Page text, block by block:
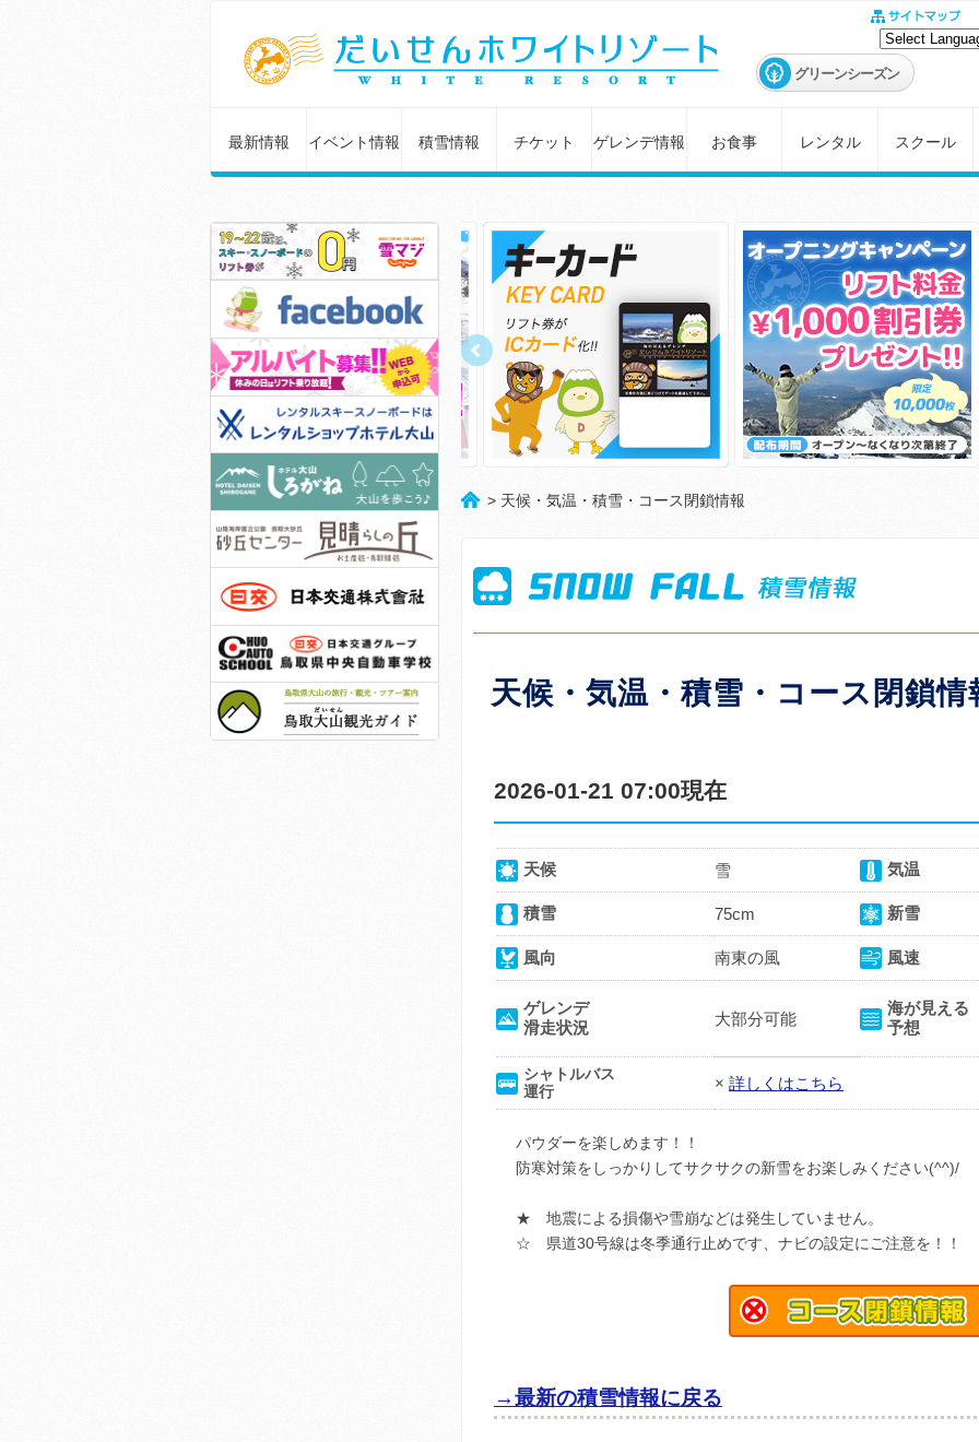
グリーンシーズン
最新情報 イベント情報 積雪情報 チケット ゲレンデ情報 お食事 レンタル スクール
> 天候・気温・積雪・コース閉鎖情報
天候・気温・積雪・コース閉鎖情
2026-01-21 07:00現在
天候 雪 気温
積雪 75cm 新雪
風向 南東の風 風速
ゲレンデ
滑走状況
大部分可能
海が見える
予想
シャトルバス
運行
× 詳しくはこちら
パウダーを楽しめます！！
防寒対策をしっかりしてサクサクの新雪をお楽しみください(^^)/
★ 地震による損傷や雪崩などは発生していません。
☆ 県道30号線は冬季通行止めです、ナビの設定にご注意を！！
→最新の積雪情報に戻る